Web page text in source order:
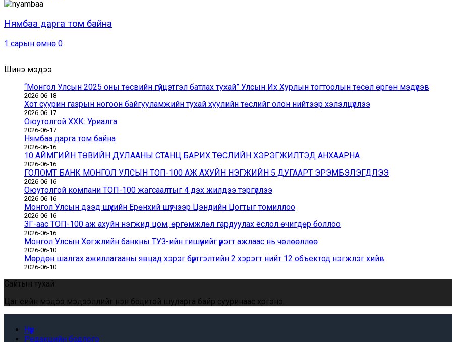
Нямбаа дарга том байна
1 сарын өмнө 0
Шинэ мэдээ
“Монгол Улсын 2025 оны төсвийн гүйцэтгэл батлах тухай” Улсын Их Хурлын тогтоолын төсөл өргөн мэдүүлэв
2026-06-18
Хот суурин газрын ногоон байгууламжийн тухай хуулийн төслийг олон нийтээр хэлэлцүүллээ
2026-06-17
Оюутолгой ХХК: Уриалга
2026-06-17
Нямбаа дарга том байна
2026-06-16
10 АЙМГИЙН ТӨВИЙН ДУЛААНЫ СТАНЦ БАРИХ ТӨСЛИЙН ХЭРЭГЖИЛТЭД АНХААРНА
2026-06-16
ГОЛОМТ БАНК МОНГОЛ УЛСЫН ТОП-100 АЖ АХУЙН НЭГЖИЙН 5 ДУГААРТ ЭРЭМБЭЛЭГДЛЭЭ
2026-06-16
Оюутолгой компани ТОП-100 жагсаалтыг 4 дэх жилдээ тэргүүллээ
2026-06-16
Монгол Улсын дээд шүүхийн Ерөнхий шүүгчээр Цэндийн Цогтыг томиллоо
2026-06-16
ЗГ-аас ТОП-100 аж ахуйн нэгжид цом, өргөмжлөл гардуулах ёслол өчигдөр боллоо
2026-06-16
Монгол Улсын Хөгжлийн банкны ТУЗ-ийн гишүүнийг үүрэгт ажлаас нь чөлөөллөө
2026-06-10
Мөрдөн шалгах ажиллагааны явцад хэрэг бүртгэлтийн 2 хэрэгт нийт 12 объектод нэгжлэг хийв
2026-06-10
Сайтын тухай
Цаг үеийн мэдээ мэдээллийг үнэн бодитой шударга байр сууринаас хүргэнэ.
Нүүр
Редакцийн бодлого